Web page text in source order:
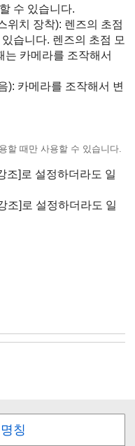
수 있습니다.
위치 장착): 렌즈의 초점
습니다. 렌즈의 초점 모
는 카메라를 조작해서
): 카메라를 조작해서 변
할 때만 사용할 수 있습니다.
조] 로 설정하더라도 일
조] 로 설정하더라도 일
칭